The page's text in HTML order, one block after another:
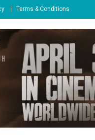
Terms & Conditions